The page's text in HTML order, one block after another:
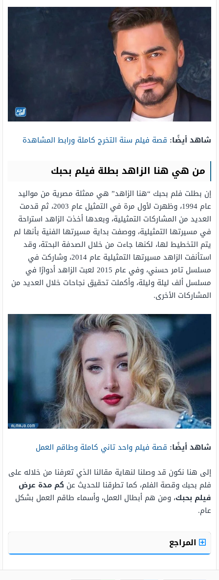
شاهد أيضًا: قصة فيلم سنة التخرج كاملة ورابط المشاهدة
من هي هنا الزاهد بطلة فيلم بحبك
إن بطلت فلم بحبك “هنا الزاهد” هي ممثلة مصرية من مواليد
عام 1994، وظهرت لأول مرة في التمثيل عام 2003، ثم قدمت
العديد من المشاركات التمثيلية، وبعدها أخذت الزاهد استراحة
في مسيرتها التمثيلية، ووصفت بداية مسيرتها الفنية بأنها لم
يتم التخطيط لها، لكنها جاءت من خلال الصدفة البحتة، وقد
استأنفت الزاهد مسيرتها التمثيلية عام 2014، وشاركت في
مسلسل تامر حسني، وفي عام 2015 لعبت الزاهد أدوارًا في
مسلسل ألف ليلة وليلة، وأكملت تحقيق نجاحات خلال العديد من
المشاركات الأخرى.
شاهد أيضًا: قصة فيلم واحد تاني كاملة وطاقم العمل
إلى هنا نكون قد وصلنا لنهاية مقالنا الذي تعرفنا من خلاله على
فلم بحبك وقصة الفلم، كما تطرقنا للحديث عن كم مدة عرض
فيلم بحبك، ومن هم أبطال العمل، وأسماء طاقم العمل بشكل
عام.
المراجع